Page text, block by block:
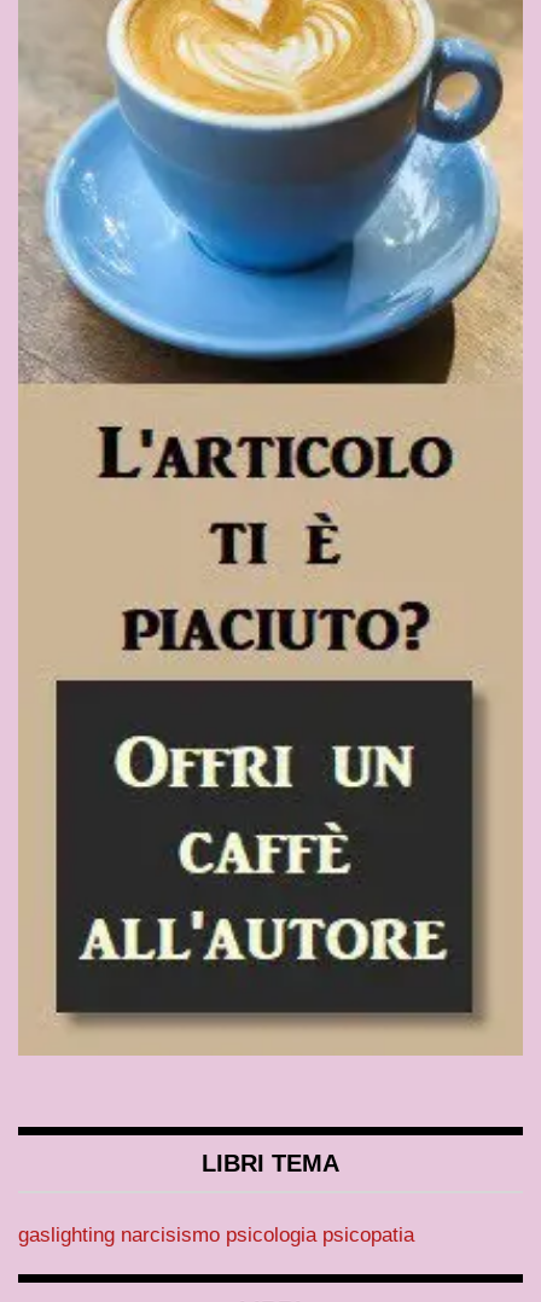
LIBRI TEMA
gaslighting narcisismo psicologia psicopatia